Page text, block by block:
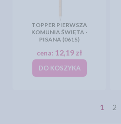
TOPPER PIERWSZA
KOMUNIA ŚWIĘTA -
PISANA (061S)
cena: 12,19 zł
DO KOSZYKA
1 2